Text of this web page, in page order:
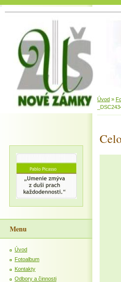
Úvod »
Menu
Úvod
Fotoalbum
Kontakty
Odbory a činnosti